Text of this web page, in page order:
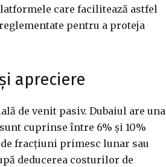
care facilitează astfel
pentru a proteja
apreciere
de venit pasiv. Dubaiul are una
cuprinse între 6% și 10%
fracțiuni primesc lunar sau
deducerea costurilor de